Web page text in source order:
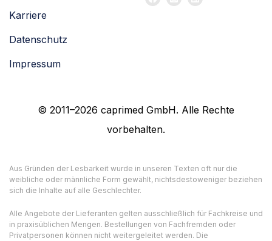
Karriere
Datenschutz
Impressum
© 2011–2026 caprimed GmbH. Alle Rechte
vorbehalten.
Aus Gründen der Lesbarkeit wurde in unseren Texten oft nur die
weibliche oder männliche Form gewählt, nichtsdestoweniger beziehen
sich die Inhalte auf alle Geschlechter.
Alle Angebote der Lieferanten gelten ausschließlich für Fachkreise und
in praxisüblichen Mengen. Bestellungen von Fachfremden oder
Privatpersonen können nicht weitergeleitet werden. Die